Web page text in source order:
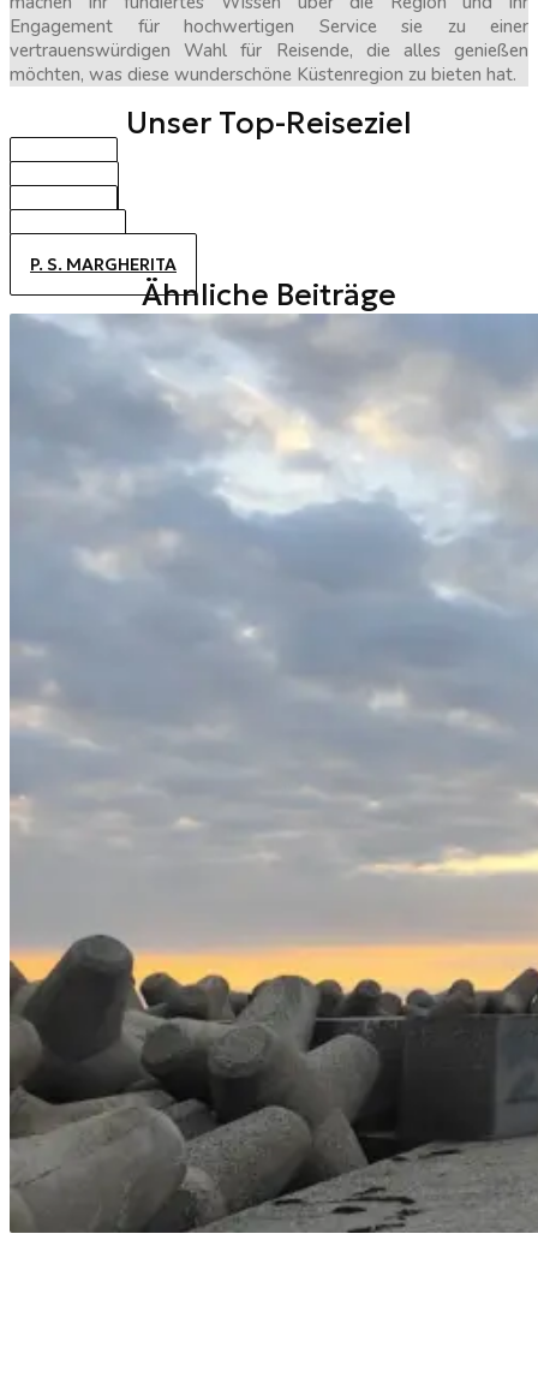
Engagement für hochwertigen Service sie zu einer
vertrauenswürdigen Wahl für Reisende, die alles genießen
möchten, was diese wunderschöne Küstenregion zu bieten hat.
Unser Top-Reiseziel
BIBIONE
CAORLE
JESOLO
ALTANEA
P. S. MARGHERITA
Ähnliche Beiträge